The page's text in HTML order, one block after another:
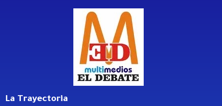
La Trayectoria